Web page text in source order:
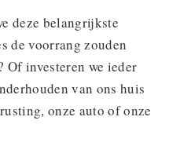
deze belangrijkste
de voorrang zouden
Of investeren we ieder
van ons huis
onze auto of onze